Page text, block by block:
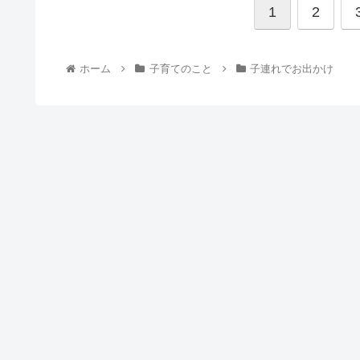
1 2
ホーム 子育てのこと 子連れでお出かけ